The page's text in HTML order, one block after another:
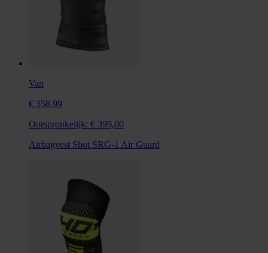
Van
€ 358,99
Oorspronkelijk: € 399,00
Airbagvest Shot SRG-1 Air Guard